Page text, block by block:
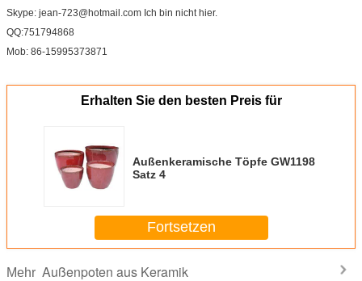
Skype: jean-723@hotmail.com Ich bin nicht hier.
QQ:751794868
Mob: 86-15995373871
Erhalten Sie den besten Preis für
Außenkeramische Töpfe GW1198
Satz 4
Fortsetzen
Mehr Außenpoten aus Keramik